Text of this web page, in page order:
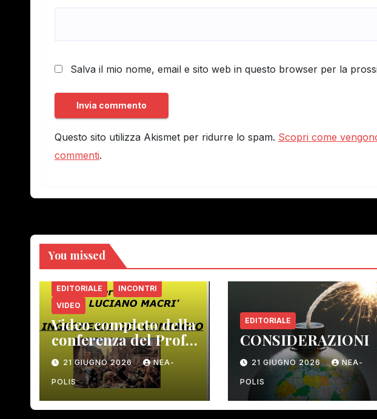
Salva il mio nome, email e sito web in questo browser per la
Questo sito utilizza Akismet per ridurre lo spam. Scopri come
commenti.
You missed
EDITORIALE
INCONTRI
VIDEO
Video completo della
conferenza del Prof.
Macrì del 12 giugno
scorso
21 GIUGNO 2026 NEA-
POLIS
EDITORIALE
CONSIDERAZIONI
21 GIUGNO 2026 NEA-
POLIS